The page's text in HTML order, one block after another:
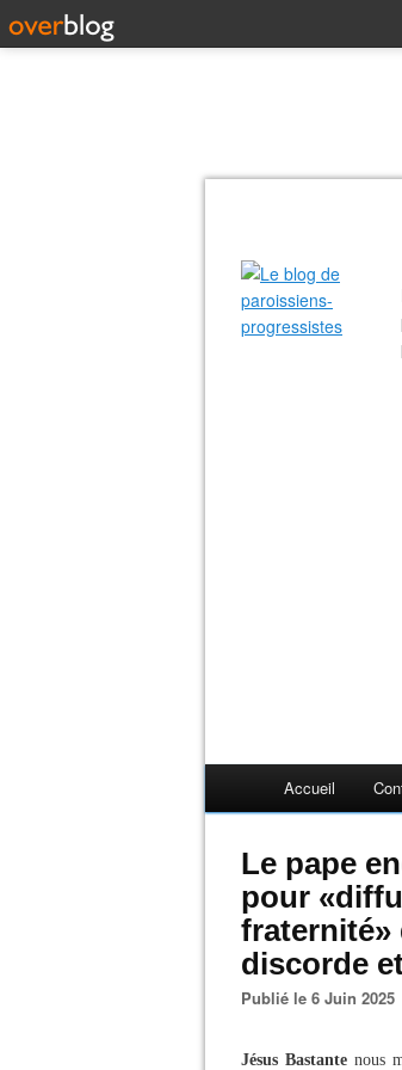
Accueil
Le pape
pour
fraternité»
discorde
Publié le 6 Juin 2025
Jésus Bastante nous